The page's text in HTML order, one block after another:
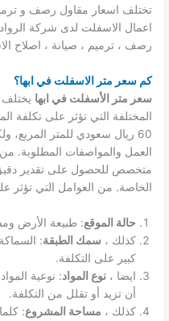
تختلف اسعار مقاول رصف و
اعمال الاسفلت لدى شركة
رصف ، ترميم ، صيانة ، اصلاح
كم سعر متر الاسفلت في ابها؟
سعر متر الأسفلت في ابها
60 ريال سعودي للمتر
العمل والمواصفات المطلوبة.
متخصص للحصول على تقدير
الخاصة. من العوامل التي تؤثر
حالة الموقع: طبيعة الأرض
كذلك ، سمك الطبقة:
كبير على التكلفة.
ايضا ،نوع المواد: نوعية
أن تزيد أو تقلل من التكلفة.
كذلك ، مساحة المشروع: